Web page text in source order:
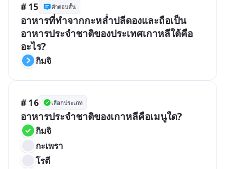
# 15 คำตอบสั้น
อาหารที่ทำจากกะหล่ำปลีดองและถือเป็น
อาหารประจำชาติของประเทศเกาหลีใต้คือ
อะไร?
กิมจิ
# 16 เลือกประเภท
อาหารประจำชาติของเกาหลีคือเมนูใด?
กิมจิ
กะเพรา
โรตี